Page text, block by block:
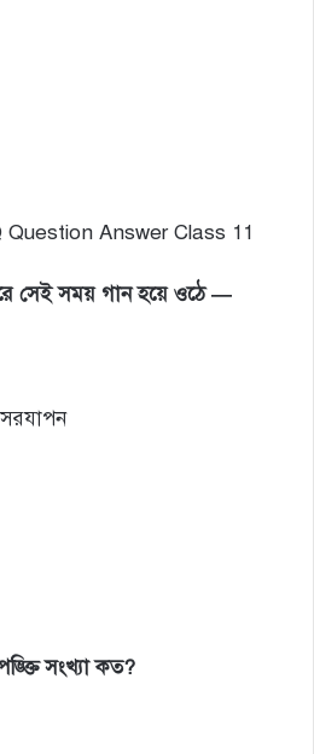
Answer Class 11
সেই সময় গান হয়ে ওঠে —
সংখ্যা কত?